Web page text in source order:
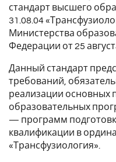
стандарт высшего
31.08.04
Министерства
Федерации от 25
Данный стандарт
требований,
реализации основных
образовательных
— программ
квалификации в
«Трансфузиология».